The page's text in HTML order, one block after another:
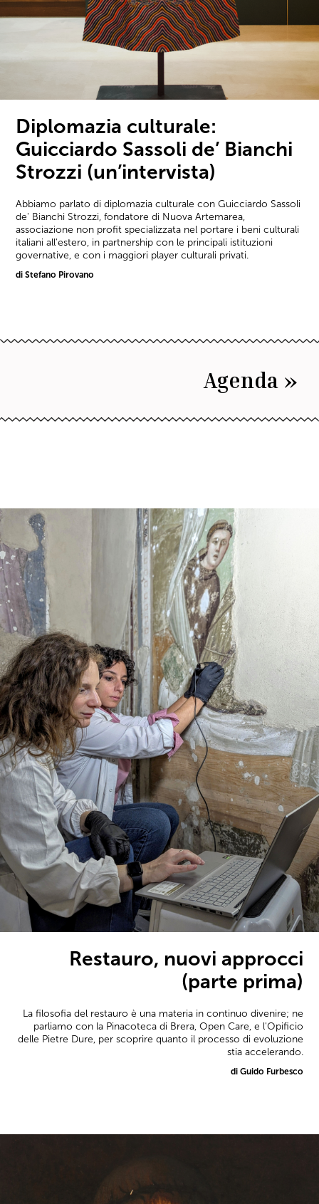
Diplomazia culturale:
Guicciardo Sassoli de’ Bianchi
Strozzi (un’intervista)
Abbiamo parlato di diplomazia culturale con Guicciardo Sassoli
de' Bianchi Strozzi, fondatore di Nuova Artemarea,
associazione non profit specializzata nel portare i beni culturali
italiani all'estero, in partnership con le principali istituzioni
governative, e con i maggiori player culturali privati.
di Stefano Pirovano
Agenda »
Restauro, nuovi approcci
(parte prima)
La filosofia del restauro è una materia in continuo divenire; ne
parliamo con la Pinacoteca di Brera, Open Care, e l'Opificio
delle Pietre Dure, per scoprire quanto il processo di evoluzione
stia accelerando.
di Guido Furbesco